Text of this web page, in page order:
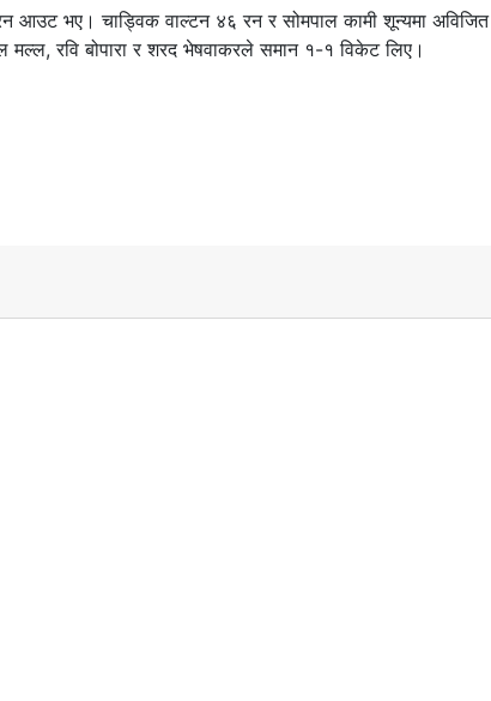
आउट भए। चाड्विक वाल्टन ४६ रन र सोमपाल कामी शून्यमा
रवि बोपारा र शरद भेषवाकरले समान १-१ विकेट लिए।